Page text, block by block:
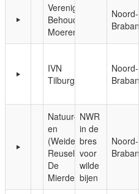
Vereniging
Behoud
Moerenburg
Noord-
Brabant
IVN
Tilburg
Noord-
Brabant
Natuur-
en
(Weide)vogelvereniging
Reusel-
De
Mierden
NWR
in de
bres
voor
wilde
bijen
Noord-
Brabant